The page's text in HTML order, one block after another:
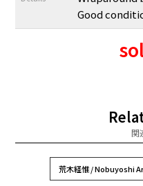
Good
関
荒木経惟 / Nobuyoshi